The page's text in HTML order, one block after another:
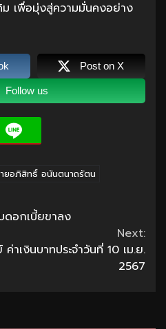
เพื่อมุ่งสู่ความมั่นคงอย่าง
Post on X
Follow us
ยอภิสิทธิ์ อนันตนาถรัตน
ดอกเบี้ยขาลง
Next:
าเงินบาทประจำวันที่ 10 เม.ย.
2567